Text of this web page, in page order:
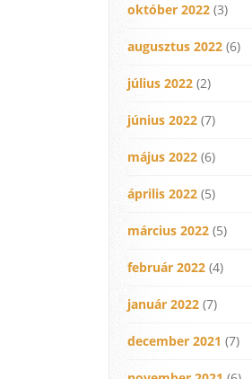
október 2022 (3)
augusztus 2022 (6)
július 2022 (2)
június 2022 (7)
május 2022 (6)
április 2022 (5)
március 2022 (5)
február 2022 (4)
január 2022 (7)
december 2021 (7)